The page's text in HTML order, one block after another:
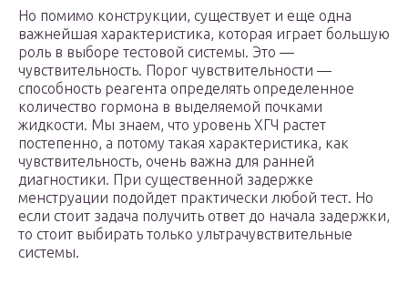
Но помимо конструкции, существует и еще одна
важнейшая характеристика, которая играет большую
роль в выборе тестовой системы. Это —
чувствительность. Порог чувствительности —
способность реагента определять определенное
количество гормона в выделяемой почками
жидкости. Мы знаем, что уровень ХГЧ растет
постепенно, а потому такая характеристика, как
чувствительность, очень важна для ранней
диагностики. При существенной задержке
менструации подойдет практически любой тест. Но
если стоит задача получить ответ до начала задержки,
то стоит выбирать только ультрачувствительные
системы.